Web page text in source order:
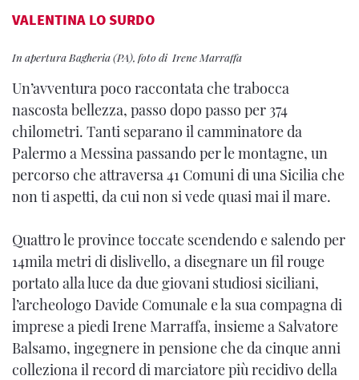
VALENTINA LO SURDO
In apertura Bagheria (PA), foto di Irene Marraffa
Un’avventura poco raccontata che trabocca
nascosta bellezza, passo dopo passo per 374
chilometri. Tanti separano il camminatore da
Palermo a Messina passando per le montagne, un
percorso che attraversa 41 Comuni di una Sicilia che
non ti aspetti, da cui non si vede quasi mai il mare.
Quattro le province toccate scendendo e salendo per
14mila metri di dislivello, a disegnare un fil rouge
portato alla luce da due giovani studiosi siciliani,
l’archeologo Davide Comunale e la sua compagna di
imprese a piedi Irene Marraffa, insieme a Salvatore
Balsamo, ingegnere in pensione che da cinque anni
colleziona il record di marciatore più recidivo della